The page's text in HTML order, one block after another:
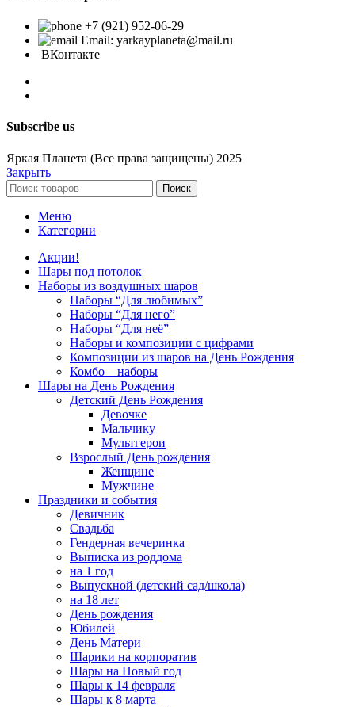
+7 (921) 952-06-29
Email: yarkayplaneta@mail.ru
ВКонтакте
Subscribe us
Яркая Планета (Все права защищены) 2025
Закрыть
Поиск
Меню
Категории
Акции!
Шары под потолок
Наборы из воздушных шаров
Наборы “Для любимых”
Наборы “Для него”
Наборы “Для неё”
Наборы и композиции с цифрами
Композиции из шаров на День Рождения
Комбо – наборы
Шары на День Рождения
Детский День Рождения
Девочке
Мальчику
Мультгерои
Взрослый День рождения
Женщине
Мужчине
Праздники и события
Девичник
Свадьба
Гендерная вечеринка
Выписка из роддома
на 1 год
Выпускной (детский сад/школа)
на 18 лет
День рождения
Юбилей
День Матери
Шарики на корпоратив
Шары на Новый год
Шары к 14 февраля
Шары к 8 марта